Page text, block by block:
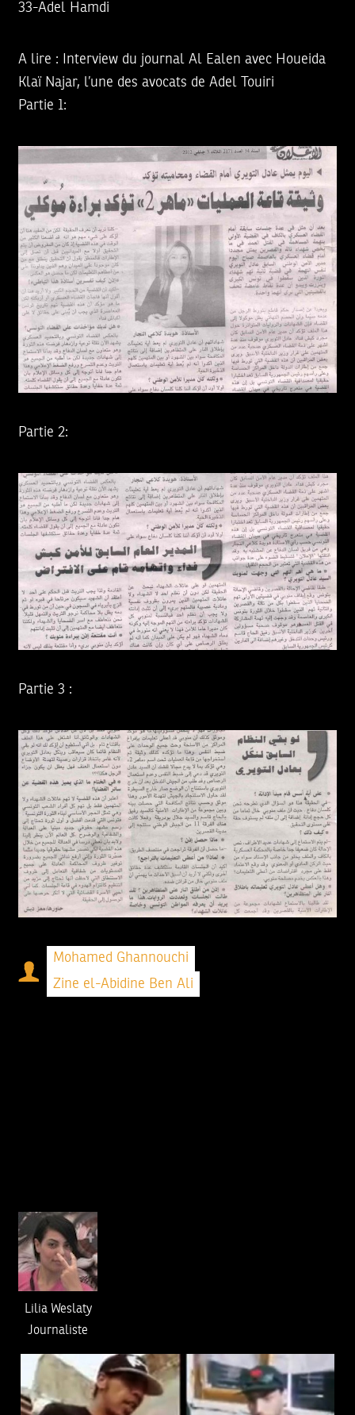
33-Adel Hamdi
A lire :
Interview du journal Al Ealen avec Houeida
Klaï Najar, l’une des avocats de Adel Touiri
Partie 1:
Partie 2:
Partie 3 :
Mohamed Ghannouchi
Zine el-Abidine Ben Ali
Lilia Weslaty
Journaliste